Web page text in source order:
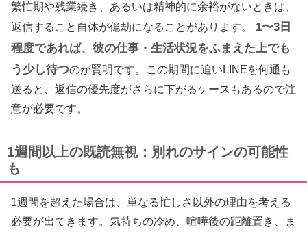
繁忙期や残業続き、あるいは精神的に余裕がないときは、
返信すること自体が億劫になることがあります。
1〜3日
程度であれば、彼の仕事・生活状況をふまえた上でも
う少し待つのが賢明です。この期間に追いLINEを何通も
送ると、返信の優先度がさらに下がるケースもあるので注
意が必要です。
1週間以上の既読無視：別れのサインの可能性
も
1週間を超えた場合は、単なる忙しさ以外の理由を考える
必要が出てきます。気持ちの冷め、喧嘩後の距離置き、ま